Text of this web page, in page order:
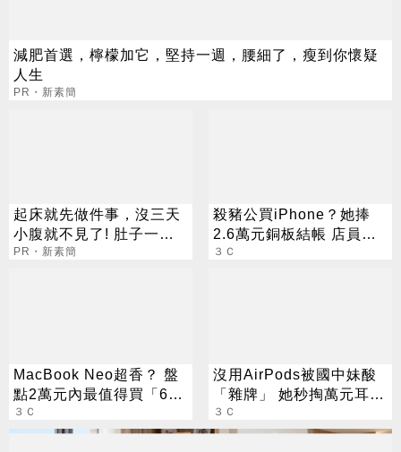
減肥首選，檸檬加它，堅持一週，腰細了，瘦到你懷疑
人生
PR・新素簡
起床就先做件事，沒三天
小腹就不見了! 肚子一天
天變小！
PR・新素簡
殺豬公買iPhone？她捧
2.6萬元銅板結帳 店員厭
世臉
３Ｃ
MacBook Neo超香？ 盤
點2萬元內最值得買「6款
平價筆電」
３Ｃ
沒用AirPods被國中妹酸
「雜牌」 她秒掏萬元耳機
網全跪
３Ｃ